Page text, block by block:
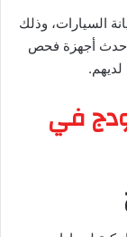
السيارات، وذلك
بأحدث أجهزة فحص
في